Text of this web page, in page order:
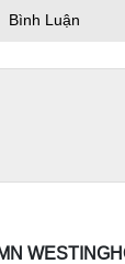
Bình Luận